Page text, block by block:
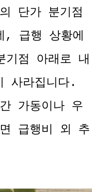
단가 분기점
, 급행 상황에
점 아래로 내
사라집니다.
가동이나 우
급행비 외 추